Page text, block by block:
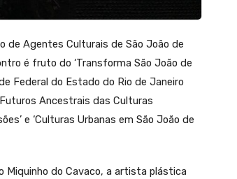
de Agentes Culturais de São João de
é fruto do ‘Transforma São João de
Federal do Estado do Rio de Janeiro
Ancestrais das Culturas
e ‘Culturas Urbanas em São João de
Miquinho do Cavaco, a artista plástica